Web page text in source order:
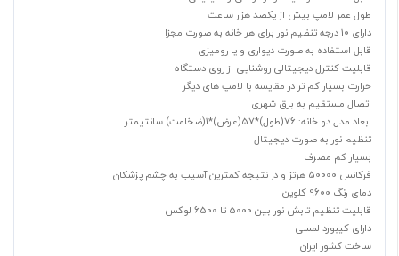
طول عمر لامپ بیش از یکصد هزار ساعت
دارای 10 درجه تنظیم نور برای هر خانه به صورت مجزا
قابل استفاده به صورت دیواری و یا رومیزی
قابلیت کنترل دیجیتالی روشنایی از روی دستگاه
حرارت بسیار کم تر در مقایسه با لامپ های دیگر
اتصال مستقیم به برق شهری
ابعاد مدل دو خانه: 76(طول)*57(عرض)*1(ضخامت) سانتیمتر
تنظیم نور به صورت دیجیتال
بسیار کم مصرف
فرکانس 50000 هرتز و در نتیجه کمترین آسیب به چشم پزشکان
دمای رنگ 9600 کلوین
قابلیت تنظیم تابش نور بین 5000 تا 6500 لوکس
دارای کیبورد لمسی
ساخت کشور ایران